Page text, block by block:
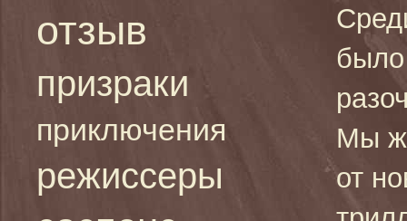
отзыв
призраки
приключения
режиссеры
Мы
от